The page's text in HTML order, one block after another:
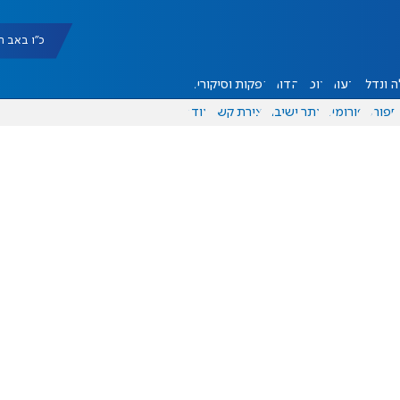
כ"ו באב תשפ"ו
ונדל"ן דעות אוכל יהדות הפקות וסיקורים
ספורט פורומים אתר ישיבה יצירת קשר עוד